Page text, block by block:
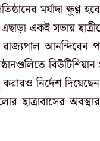
মর্যাদা ক্ষুণ্ণ
একই সভায়
আনন্দিবেন
নির্দেশ
অবস্থার